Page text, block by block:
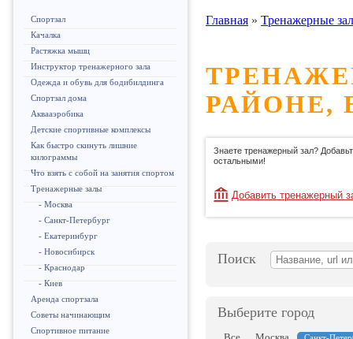
Спортзал
Качалка
Растяжка мышц
Инструктор тренажерного зала
Одежда и обувь для бодибилдинга
Спортзал дома
Аквааэробика
Детские спортивные комплексы
Как быстро скинуть лишние
килограммы
Что взять с собой на занятия спортом
Тренажерные залы
- Москва
- Санкт-Петербург
- Екатеринбург
- Новосибирск
- Краснодар
- Киев
Аренда спортзала
Советы начинающим
Спортивное питание
Главная » Тренажерные
РАЙОНЕ,
Знаете тренажерный зал?
остальными!
Добавить тренажерный
Поиск
Выберите город